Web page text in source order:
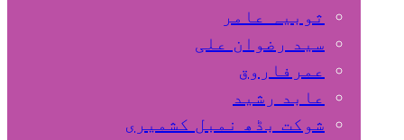
ثوبیہ عامر
سید رضوان علی
عمرفاروق
عابد رشید
شوکت بڈھ نمبل کشمیری